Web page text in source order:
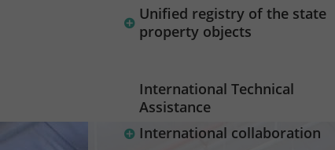
Unified registry of the state
property objects
International Technical
Assistance
International collaboration